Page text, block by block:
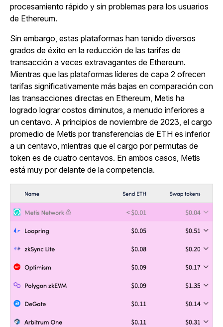
procesamiento rápido y sin problemas para los usuarios
de Ethereum.
Sin embargo, estas plataformas han tenido diversos
grados de éxito en la reducción de las tarifas de
transacción a veces extravagantes de Ethereum.
Mientras que las plataformas líderes de capa 2 ofrecen
tarifas significativamente más bajas en comparación con
las transacciones directas en Ethereum, Metis ha
logrado lograr costos diminutos, a menudo inferiores a
un centavo. A principios de noviembre de 2023, el cargo
promedio de Metis por transferencias de ETH es inferior
a un centavo, mientras que el cargo por permutas de
token es de cuatro centavos. En ambos casos, Metis
está muy por delante de la competencia.